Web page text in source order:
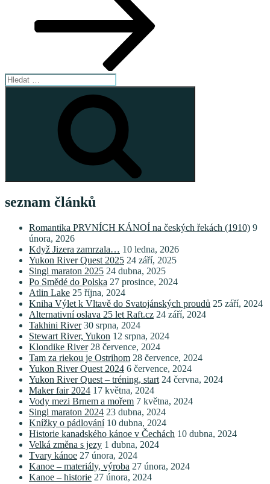
Hledat:
seznam článků
Romantika PRVNÍCH KÁNOÍ na českých řekách (1910) 9
února, 2026
Když Jizera zamrzala… 10 ledna, 2026
Yukon River Quest 2025 24 září, 2025
Singl maraton 2025 24 dubna, 2025
Po Smědé do Polska 27 prosince, 2024
Atlin Lake 25 října, 2024
Kniha Výlet k Vltavě do Svatojánských proudů 25 září, 2024
Alternativní oslava 25 let Raft.cz 24 září, 2024
Takhini River 30 srpna, 2024
Stewart River, Yukon 12 srpna, 2024
Klondike River 28 července, 2024
Tam za riekou je Ostrihom 28 července, 2024
Yukon River Quest 2024 6 července, 2024
Yukon River Quest – tréning, start 24 června, 2024
Maker fair 2024 17 května, 2024
Vody mezi Brnem a mořem 7 května, 2024
Singl maraton 2024 23 dubna, 2024
Knížky o pádlování 10 dubna, 2024
Historie kanadského kánoe v Čechách 10 dubna, 2024
Velká změna s jezy 1 dubna, 2024
Tvary kánoe 27 února, 2024
Kanoe – materiály, výroba 27 února, 2024
Kanoe – historie 27 února, 2024